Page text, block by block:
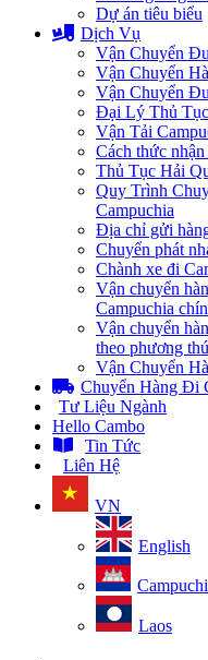
Dự án tiêu biểu
Dịch Vụ
Vận Chuyển
Vận Chuyển
Vận Chuyển
Đại Lý Thủ
Vận Tải
Cách thức
Thủ Tục Hải
Quy Trình
Campuchia
Địa chỉ gửi
Chuyển phát
Chành xe đi
Vận chuyển
Campuchia
Vận chuyển
theo phương
Vận Chuyển
Chuyển Hàng Đi
Tư Liệu Ngành
Hello Cambo
Tin Tức
Liên Hệ
VN
English
Laos